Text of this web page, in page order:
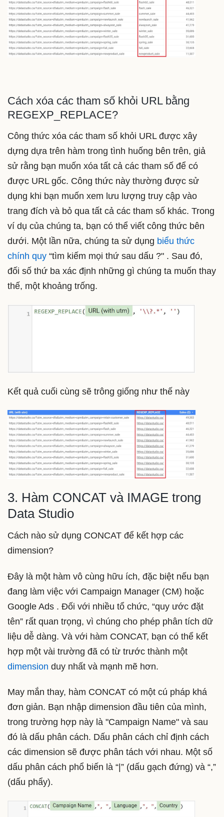
Cách xóa các tham số khỏi URL bằng
REGEXP_REPLACE?
Công thức xóa các tham số khỏi URL được xây
dựng dựa trên hàm trong tình huống bên trên, giả
sử rằng bạn muốn xóa tất cả các tham số để có
được URL gốc. Công thức này thường được sử
dụng khi bạn muốn xem lưu lượng truy cập vào
trang đích và bỏ qua tất cả các tham số khác. Trong
ví dụ của chúng ta, bạn có thể viết công thức bên
dưới. Một lần nữa, chúng ta sử dụng biểu thức
chính quy “tìm kiếm mọi thứ sau dấu ?" . Sau đó,
đối số thứ ba xác định những gì chúng ta muốn thay
thế, một khoảng trống.
Kết quả cuối cùng sẽ trông giống như thế này
3. Hàm CONCAT và IMAGE trong
Data Studio
Cách nào sử dụng CONCAT để kết hợp các
dimension?
Đây là một hàm vô cùng hữu ích, đặc biệt nếu bạn
đang làm việc với Campaign Manager (CM) hoặc
Google Ads . Đối với nhiều tổ chức, “quy ước đặt
tên” rất quan trọng, vì chúng cho phép phân tích dữ
liệu dễ dàng. Và với hàm CONCAT, bạn có thể kết
hợp một vài trường đã có từ trước thành một
dimension duy nhất và mạnh mẽ hơn.
May mắn thay, hàm CONCAT có một cú pháp khá
đơn giản. Bạn nhập dimension đầu tiên của mình,
trong trường hợp này là "Campaign Name" và sau
đó là dấu phân cách. Dấu phân cách chỉ định cách
các dimension sẽ được phân tách với nhau. Một số
dấu phân cách phổ biến là “|” (dấu gạch đứng) và “,”
(dấu phẩy).